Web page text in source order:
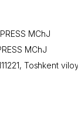
MChJ
MChJ
Toshkent